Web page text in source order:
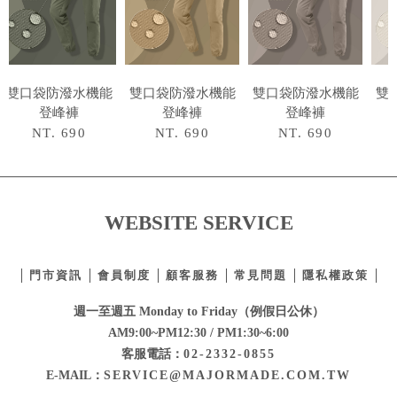
雙口袋防潑水機能
登峰褲
NT. 690
雙口袋防潑水機能
登峰褲
NT. 690
雙口袋防潑水機能
登峰褲
NT. 690
雙
WEBSITE SERVICE
門市資訊 會員制度 顧客服務 常見問題 隱私權政策
週一至週五 Monday to Friday（例假日公休）
AM9:00~PM12:30 / PM1:30~6:00
客服電話： 02-2332-0855
E-MAIL： SERVICE@MAJORMADE.COM.TW